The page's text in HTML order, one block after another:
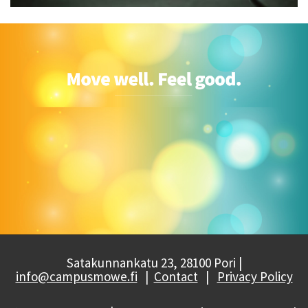
Satakunnankatu 23, 28100 Pori |
info@campusmowe.fi | Contact | Privacy Policy